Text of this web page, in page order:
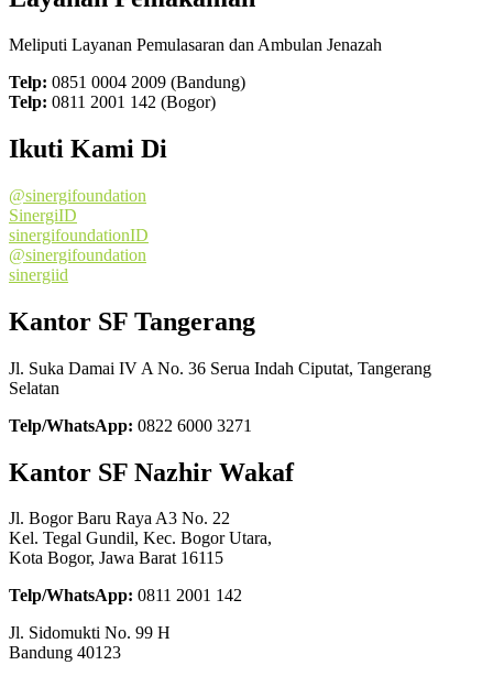
Meliputi Layanan Pemulasaran dan Ambulan Jenazah
Telp: 0851 0004 2009 (Bandung)
Telp: 0811 2001 142 (Bogor)
Ikuti Kami Di
@sinergifoundation
SinergiID
sinergifoundationID
@sinergifoundation
sinergiid
Kantor SF Tangerang
Jl. Suka Damai IV A No. 36 Serua Indah Ciputat, Tangerang
Selatan
Telp/WhatsApp: 0822 6000 3271
Kantor SF Nazhir Wakaf
Jl. Bogor Baru Raya A3 No. 22
Kel. Tegal Gundil, Kec. Bogor Utara,
Kota Bogor, Jawa Barat 16115
Telp/WhatsApp: 0811 2001 142
Jl. Sidomukti No. 99 H
Bandung 40123